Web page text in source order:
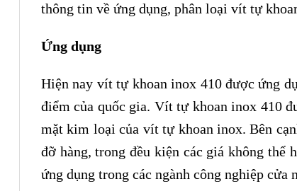
thông tin về ứng dụng, phân loại vít tự
Ứng dụng
Hiện nay vít tự khoan inox 410 được ứng
điểm của quốc gia. Vít tự khoan inox 410
mặt kim loại của vít tự khoan inox. Bên
đỡ hàng, trong đều kiện các giá không
ứng dụng trong các ngành công nghiệp cửa